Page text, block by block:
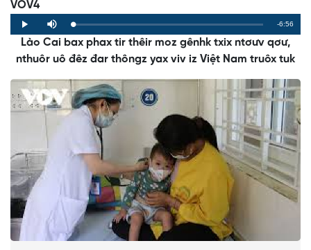
VOV4
Play Mute Loaded:
0%
Progress:
0%
Remaining
Time
-6:56
Lào Cai bax phax tir thêir moz gênhk txix ntơưv qơư,
nthuôr uô đêz đar thôngz yax viv iz Việt Nam truôx tuk